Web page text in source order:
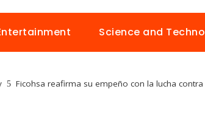
Science and
Ficohsa reafirma su empeño con la lucha